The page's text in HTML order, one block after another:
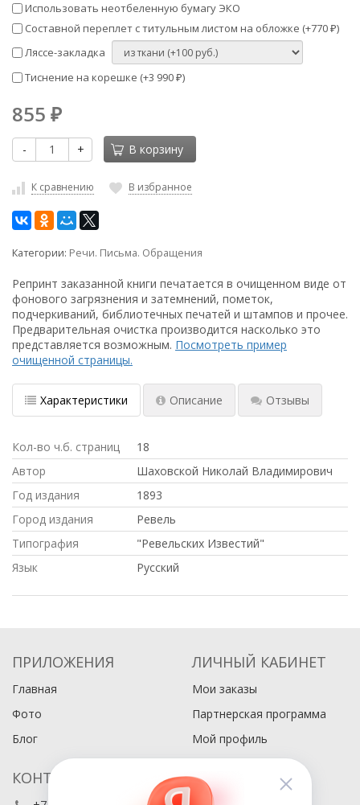
Использовать неотбеленную бумагу ЭКО
Составной переплет с титульным листом на обложке (+770 ₽)
Ляссе-закладка
Тиснение на корешке (+3 990 ₽)
855 ₽
- + В корзину
К сравнению В избранное
Категории: Речи. Письма. Обращения
Репринт заказанной книги печатается в очищенном виде от
фонового загрязнения и затемнений, пометок,
подчеркиваний, библиотечных печатей и штампов и прочее.
Предварительная очистка производится насколько это
представляется возможным. Посмотреть пример
очищенной страницы.
Характеристики Описание Отзывы
Кол-во ч.б. страниц
18
Автор
Шаховской Николай Владимирович
Год издания
1893
Город издания
Ревель
Типография
"Ревельских Известий"
Язык
Русский
ПРИЛОЖЕНИЯ
Главная
Фото
Блог
ЛИЧНЫЙ КАБИНЕТ
Мои заказы
Партнерская программа
Мой профиль
КОНТАКТЫ